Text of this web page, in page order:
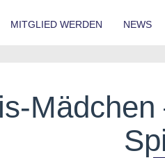
MITGLIED WERDEN NEWS